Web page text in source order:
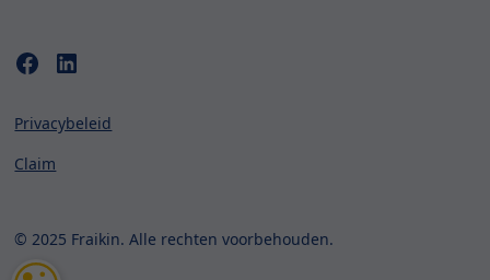
© 2025 Fraikin. Alle rechten voorbehouden.
Privacybeleid
Claim